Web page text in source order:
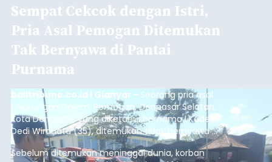
Sempat Cekcok dengan Istri,
Pria Asal Pemogan Ditemukan
Tak Bernyawa di Pantai
Purnama
balitribune.co.id I Gianyar - Seorang pria asal
Lingkungan Dalem, Pemogan, Denpasar Selatan,
Kota Denpasar, yang diketahui bernama I Kadek
Dedi Wiranata (35), ditemukan tidak bernyawa di
pesisir Pantai Purnama, Sukawati.
Sebelum ditemukan meninggal dunia, korban